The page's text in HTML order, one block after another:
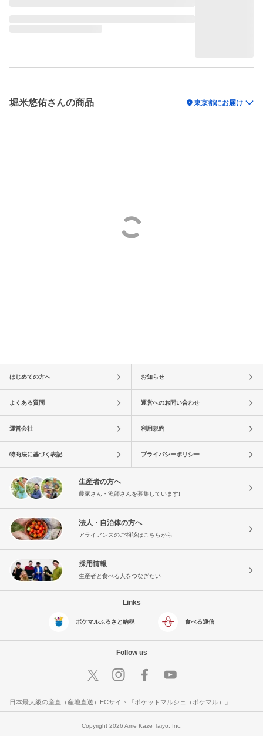
堀米悠佑さんの商品 location_on東京都にお届け
はじめての方へ お知らせ
よくある質問 運営へのお問い合わせ
運営会社 利用規約
特商法に基づく表記 プライバシーポリシー
生産者の方へ
農家さん・漁師さんを募集しています!
法人・自治体の方へ
アライアンスのご相談はこちらから
採用情報
生産者と食べる人をつなぎたい
Links
ポケマルふるさと納税 食べる通信
Follow us
日本最大級の産直（産地直送）ECサイト『ポケットマルシェ（ポケマル）』
Copyright 2026 Ame Kaze Taiyo, Inc.